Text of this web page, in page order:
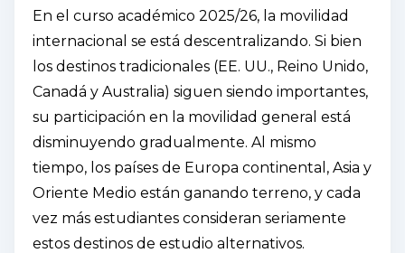
En el curso académico 2025/26, la movilidad
internacional se está descentralizando. Si bien
los destinos tradicionales (EE. UU., Reino Unido,
Canadá y Australia) siguen siendo importantes,
su participación en la movilidad general está
disminuyendo gradualmente. Al mismo
tiempo, los países de Europa continental, Asia y
Oriente Medio están ganando terreno, y cada
vez más estudiantes consideran seriamente
estos destinos de estudio alternativos.